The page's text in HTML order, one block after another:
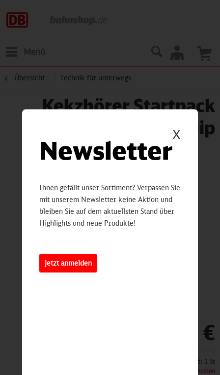
Menü
Übersicht Technik für unterwegs
Kekzhörer Startpack
inkl. 1 Audio Chip
59,95 €
Inhalt: 1 St
zzgl. Versandkosten
X
Newsletter
Ihnen gefällt unser Sortiment? Verpassen Sie
mit unserem Newsletter keine Aktion und
bleiben Sie auf dem aktuellsten Stand über
Highlights und neue Produkte!
Jetzt anmelden